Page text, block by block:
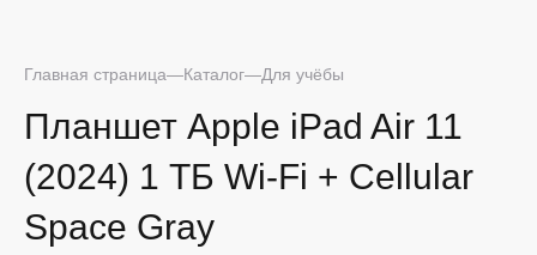
Главная страница Каталог Для учёбы
Планшет Apple iPad Air 11
(2024) 1 ТБ Wi-Fi + Cellular
Space Gray